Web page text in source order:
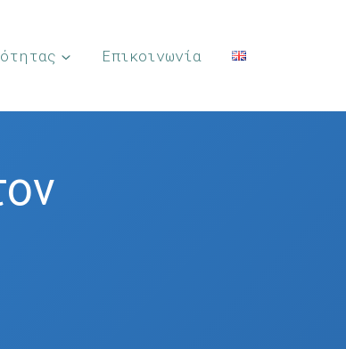
Επικοινωνία